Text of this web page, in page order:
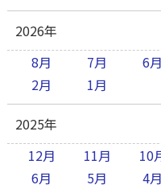
2026年
8月
7月 6月
2月
1月
2025年
12月
11月 10
6月
5月 4月